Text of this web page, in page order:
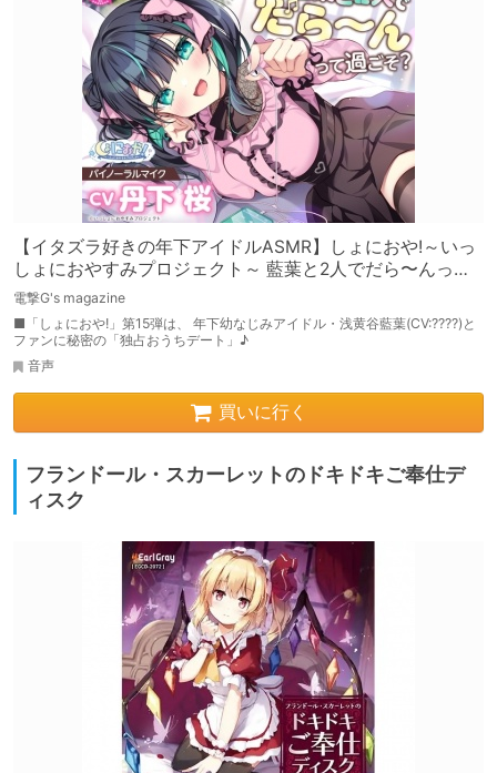
【イタズラ好きの年下アイドルASMR】しょにおや!～いっ
しょにおやすみプロジェクト～ 藍葉と2人でだら〜んって
過ごそ?【CV:丹下桜】
電撃G's magazine
■「しょにおや!」第15弾は、 年下幼なじみアイドル・浅黄谷藍葉(CV:????)と
ファンに秘密の「独占おうちデート」♪
音声
買いに行く
フランドール・スカーレットのドキドキご奉仕デ
ィスク